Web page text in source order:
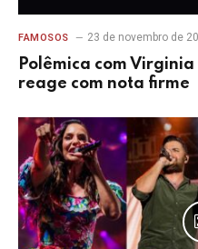
FAMOSOS 23 de novembro de
Polêmica com
reage com nota firme